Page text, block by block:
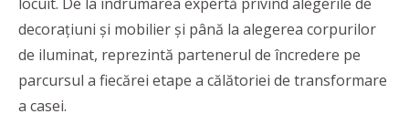
decorațiuni și mobilier și până la alegerea corpurilor
de iluminat, reprezintă partenerul de încredere pe
parcursul a fiecărei etape a călătoriei de transformare
a casei.